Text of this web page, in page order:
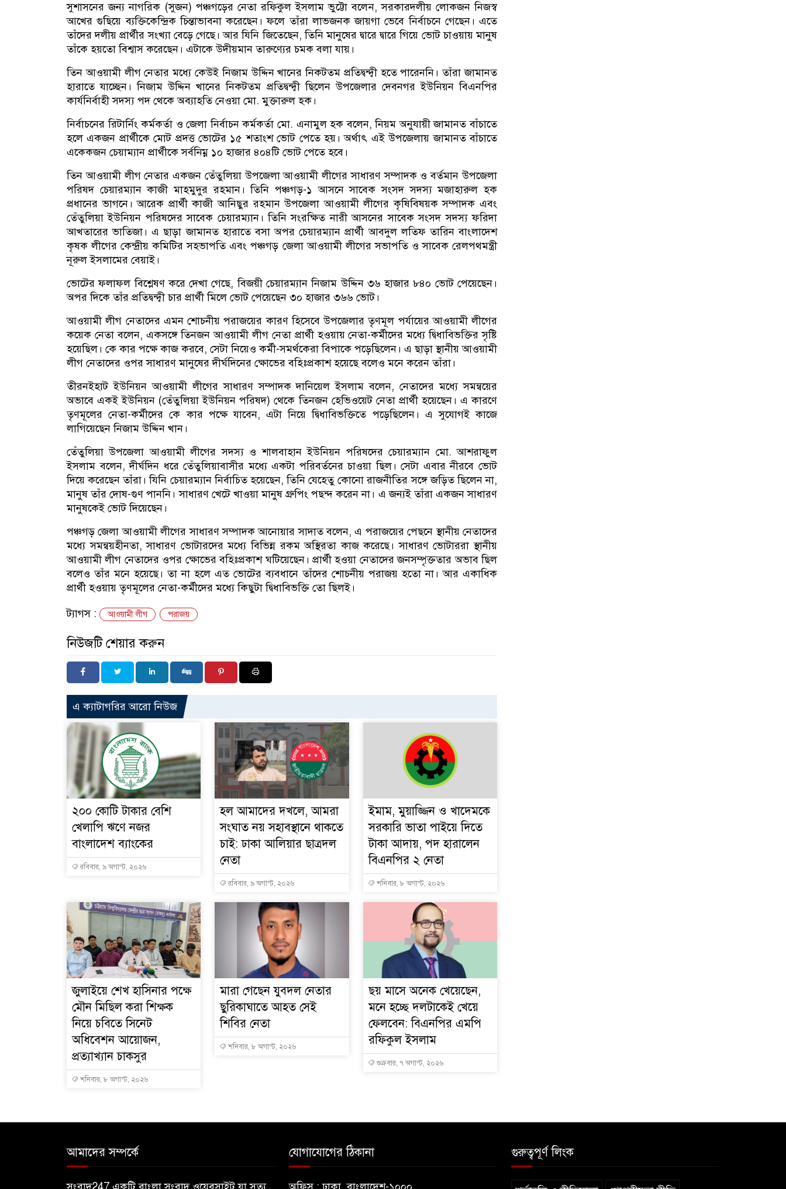
সুশাসনের জন্য নাগরিক (সুজন) পঞ্চগড়ের নেতা রফিকুল ইসলাম ভুট্টো বলেন, সরকারদলীয় লোকজন নিজস্ব
আখের গুছিয়ে ব্যক্তিকেন্দ্রিক চিন্তাভাবনা করেছেন। ফলে তাঁরা লাভজনক জায়গা ভেবে নির্বাচনে গেছেন। এতে
তাঁদের দলীয় প্রার্থীর সংখ্যা বেড়ে গেছে। আর যিনি জিতেছেন, তিনি মানুষের দ্বারে দ্বারে গিয়ে ভোট চাওয়ায় মানুষ
তাঁকে হয়তো বিশ্বাস করেছেন। এটাকে উদীয়মান তারুণ্যের চমক বলা যায়।
তিন আওয়ামী লীগ নেতার মধ্যে কেউই নিজাম উদ্দিন খানের নিকটতম প্রতিদ্বন্দ্বী হতে পারেননি। তাঁরা জামানত
হারাতে যাচ্ছেন। নিজাম উদ্দিন খানের নিকটতম প্রতিদ্বন্দ্বী ছিলেন উপজেলার দেবনগর ইউনিয়ন বিএনপির
কার্যনির্বাহী সদস্য পদ থেকে অব্যাহতি নেওয়া মো. মুক্তারুল হক।
নির্বাচনের রিটার্নিং কর্মকর্তা ও জেলা নির্বাচন কর্মকর্তা মো. এনামুল হক বলেন, নিয়ম অনুযায়ী জামানত বাঁচাতে
হলে একজন প্রার্থীকে মোট প্রদত্ত ভোটের ১৫ শতাংশ ভোট পেতে হয়। অর্থাৎ এই উপজেলায় জামানত বাঁচাতে
একেকজন চেয়াম্যান প্রার্থীকে সর্বনিম্ন ১০ হাজার ৪০৪টি ভোট পেতে হবে।
তিন আওয়ামী লীগ নেতার একজন তেঁতুলিয়া উপজেলা আওয়ামী লীগের সাধারণ সম্পাদক ও বর্তমান উপজেলা
পরিষদ চেয়ারম্যান কাজী মাহমুদুর রহমান। তিনি পঞ্চগড়-১ আসনে সাবেক সংসদ সদস্য মজাহারুল হক
প্রধানের ভাগনে। আরেক প্রার্থী কাজী আনিছুর রহমান উপজেলা আওয়ামী লীগের কৃষিবিষয়ক সম্পাদক এবং
তেঁতুলিয়া ইউনিয়ন পরিষদের সাবেক চেয়ারম্যান। তিনি সংরক্ষিত নারী আসনের সাবেক সংসদ সদস্য ফরিদা
আখতারের ভাতিজা। এ ছাড়া জামানত হারাতে বসা অপর চেয়ারম্যান প্রার্থী আবদুল লতিফ তারিন বাংলাদেশ
কৃষক লীগের কেন্দ্রীয় কমিটির সহভাপতি এবং পঞ্চগড় জেলা আওয়ামী লীগের সভাপতি ও সাবেক রেলপথমন্ত্রী
নূরুল ইসলামের বেয়াই।
ভোটের ফলাফল বিশ্লেষণ করে দেখা গেছে, বিজয়ী চেয়ারম্যান নিজাম উদ্দিন ৩৬ হাজার ৮৪০ ভোট পেয়েছেন।
অপর দিকে তাঁর প্রতিদ্বন্দ্বী চার প্রার্থী মিলে ভোট পেয়েছেন ৩০ হাজার ৩৬৬ ভোট।
আওয়ামী লীগ নেতাদের এমন শোচনীয় পরাজয়ের কারণ হিসেবে উপজেলার তৃণমূল পর্যায়ের আওয়ামী লীগের
কয়েক নেতা বলেন, একসঙ্গে তিনজন আওয়ামী লীগ নেতা প্রার্থী হওয়ায় নেতা-কর্মীদের মধ্যে দ্বিধাবিভক্তির সৃষ্টি
হয়েছিল। কে কার পক্ষে কাজ করবে, সেটা নিয়েও কর্মী-সমর্থকেরা বিপাকে পড়েছিলেন। এ ছাড়া স্থানীয় আওয়ামী
লীগ নেতাদের ওপর সাধারণ মানুষের দীর্ঘদিনের ক্ষোভের বহিঃপ্রকাশ হয়েছে বলেও মনে করেন তাঁরা।
তীরনইহাট ইউনিয়ন আওয়ামী লীগের সাধারণ সম্পাদক দানিয়েল ইসলাম বলেন, নেতাদের মধ্যে সমন্বয়ের
অভাবে একই ইউনিয়ন (তেঁতুলিয়া ইউনিয়ন পরিষদ) থেকে তিনজন হেভিওয়েট নেতা প্রার্থী হয়েছেন। এ কারণে
তৃণমূলের নেতা-কর্মীদের কে কার পক্ষে যাবেন, এটা নিয়ে দ্বিধাবিভক্তিতে পড়েছিলেন। এ সুযোগই কাজে
লাগিয়েছেন নিজাম উদ্দিন খান।
তেঁতুলিয়া উপজেলা আওয়ামী লীগের সদস্য ও শালবাহান ইউনিয়ন পরিষদের চেয়ারম্যান মো. আশরাফুল
ইসলাম বলেন, দীর্ঘদিন ধরে তেঁতুলিয়াবাসীর মধ্যে একটা পরিবর্তনের চাওয়া ছিল। সেটা এবার নীরবে ভোট
দিয়ে করেছেন তাঁরা। যিনি চেয়ারম্যান নির্বাচিত হয়েছেন, তিনি যেহেতু কোনো রাজনীতির সঙ্গে জড়িত ছিলেন না,
মানুষ তাঁর দোষ-গুণ পাননি। সাধারণ খেটে খাওয়া মানুষ গ্রুপিং পছন্দ করেন না। এ জন্যই তাঁরা একজন সাধারণ
মানুষকেই ভোট দিয়েছেন।
পঞ্চগড় জেলা আওয়ামী লীগের সাধারণ সম্পাদক আনোয়ার সাদাত বলেন, এ পরাজয়ের পেছনে স্থানীয় নেতাদের
মধ্যে সমন্বয়হীনতা, সাধারণ ভোটারদের মধ্যে বিভিন্ন রকম অস্থিরতা কাজ করেছে। সাধারণ ভোটাররা স্থানীয়
আওয়ামী লীগ নেতাদের ওপর ক্ষোভের বহিঃপ্রকাশ ঘটিয়েছেন। প্রার্থী হওয়া নেতাদের জনসম্পৃক্ততার অভাব ছিল
বলেও তাঁর মনে হয়েছে। তা না হলে এত ভোটের ব্যবধানে তাঁদের শোচনীয় পরাজয় হতো না। আর একাধিক
প্রার্থী হওয়ায় তৃণমূলের নেতা-কর্মীদের মধ্যে কিছুটা দ্বিধাবিভক্তি তো ছিলই।
ট্যাগস :
আওয়ামী লীগ পরাজয়
নিউজটি শেয়ার করুন
এ ক্যাটাগরির আরো নিউজ
২০০ কোটি টাকার বেশি
খেলাপি ঋণে নজর
বাংলাদেশ ব্যাংকের
রবিবার, ৯ অগাস্ট, ২০২৬
হল আমাদের দখলে, আমরা
সংঘাত নয় সহাবস্থানে থাকতে
চাই: ঢাকা আলিয়ার ছাত্রদল
নেতা
রবিবার, ৯ অগাস্ট, ২০২৬
ইমাম, মুয়াজ্জিন ও খাদেমকে
সরকারি ভাতা পাইয়ে দিতে
টাকা আদায়, পদ হারালেন
বিএনপির ২ নেতা
শনিবার, ৮ অগাস্ট, ২০২৬
জুলাইয়ে শেখ হাসিনার পক্ষে
মৌন মিছিল করা শিক্ষক
নিয়ে চবিতে সিনেট
অধিবেশন আয়োজন,
প্রত্যাখ্যান চাকসুর
শনিবার, ৮ অগাস্ট, ২০২৬
মারা গেছেন যুবদল নেতার
ছুরিকাঘাতে আহত সেই
শিবির নেতা
শনিবার, ৮ অগাস্ট, ২০২৬
ছয় মাসে অনেক খেয়েছেন,
মনে হচ্ছে দলটাকেই খেয়ে
ফেলবেন: বিএনপির এমপি
রফিকুল ইসলাম
শুক্রবার, ৭ অগাস্ট, ২০২৬
আমাদের সম্পর্কে যোগাযোগের ঠিকানা গুরুত্বপূর্ণ লিংক